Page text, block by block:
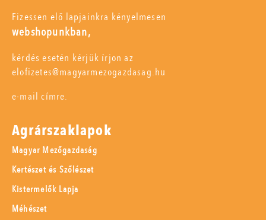
Fizessen elő lapjainkra kényelmesen
webshopunkban,
kérdés esetén kérjük írjon az
elofizetes@magyarmezogazdasag.hu
e-mail címre.
Agrárszaklapok
Magyar Mezőgazdaság
Kertészet és Szőlészet
Kistermelők Lapja
Méhészet